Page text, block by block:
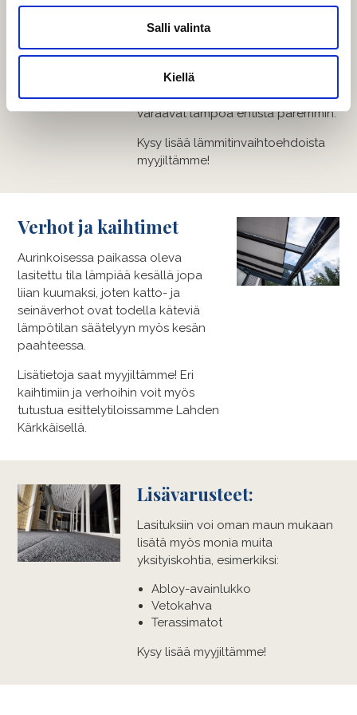
Salli valinta
Kiellä
iloa. Lämmittimellä voi lämmittää
terassin käytettäväksi milloin vain,
nopeasti lämpimäksi illalliselle tai
muuhun oleiluun. Lisäksi saatavilla
on myös lämpölasittuksia, jotka
varaavat lämpöä entistä paremmin.
Kysy lisää lämmitinvaihtoehdoista
myyjiltämme!
Verhot ja kaihtimet
Aurinkoisessa paikassa oleva
lasitettu tila lämpiää kesällä jopa
liian kuumaksi, joten katto- ja
seinäverhot ovat todella käteviä
lämpötilan säätelyyn myös kesän
paahteessa.
Lisätietoja saat myyjiltämme! Eri
kaihtimiin ja verhoihin voit myös
tutustua esittelytiloissamme Lahden
Kärkkäisellä.
Lisävarusteet:
Lasituksiin voi oman maun mukaan
lisätä myös monia muita
yksityiskohtia, esimerkiksi:
Abloy-avainlukko
Vetokahva
Terassimatot
Kysy lisää myyjiltämme!